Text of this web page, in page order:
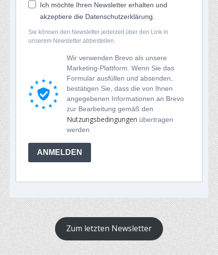
Ich möchte Ihren Newsletter erhalten und
akzeptiere die Datenschutzerklärung.
Sie können den Newsletter jederzeit über den Link in
unserem Newsletter abbestellen.
Wir verwenden Brevo als unsere
Marketing-Plattform. Wenn Sie das
Formular ausfüllen und absenden,
bestätigen Sie, dass die von Ihnen
angegebenen Informationen an Brevo
zur Bearbeitung gemäß den
Nutzungsbedingungen übertragen
werden.
ANMELDEN
Zum letzten Newsletter